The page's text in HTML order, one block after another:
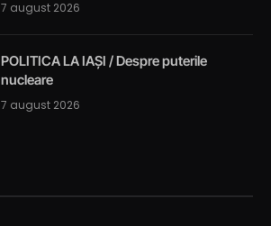
7 august 2026
POLITICA LA IAȘI / Despre puterile
nucleare
7 august 2026